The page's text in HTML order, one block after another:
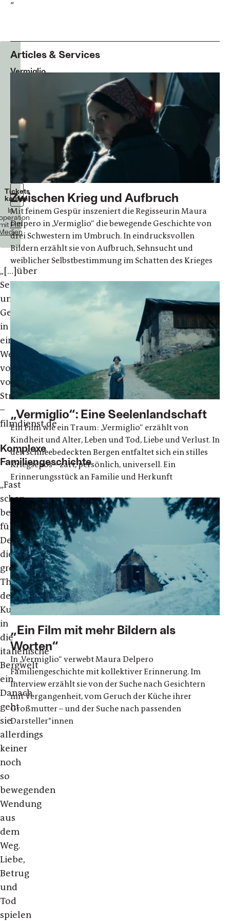
“
Vermiglio
2024
119
Minuten
Ab
Juli
2025
Kino!
Tickets
kaufen
In
Piffl
„[...]über
Sehnsüchte
und
Geheimnisse
in
einer
Welt
voller
vorgeschriebener
Strukturen.“
–
filmdienst.de
Komplexe
Familiengeschichte
„Fast
schon
behutsam
führt
Delpero
die
großen
Themen
der
Kunst
in
die
italienische
Bergwelt
ein.
Danach
geht
sie
allerdings
keiner
noch
so
bewegenden
Wendung
aus
dem
Weg.
Liebe,
Betrug
und
Tod
spielen
Articles & Services
Zwischen Krieg und Aufbruch
Mit feinem Gespür inszeniert die Regisseurin Maura
Delpero in „Vermiglio“ die bewegende Geschichte von
drei Schwestern im Umbruch. In eindrucksvollen
Bildern erzählt sie von Aufbruch, Sehnsucht und
weiblicher Selbstbestimmung im Schatten des Krieges
„Vermiglio“: Eine Seelenlandschaft
Ein Film wie ein Traum: „Vermiglio“ erzählt von
Kindheit und Alter, Leben und Tod, Liebe und Verlust. In
den schneebedeckten Bergen entfaltet sich ein stilles
Kriegsepos – zart, persönlich, universell. Ein
Erinnerungsstück an Familie und Herkunft
„Ein Film mit mehr Bildern als
Worten“
In „Vermiglio“ verwebt Maura Delpero
Familiengeschichte mit kollektiver Erinnerung. Im
Interview erzählt sie von der Suche nach Gesichtern
mit Vergangenheit, vom Geruch der Küche ihrer
Großmutter – und der Suche nach passenden
Darsteller*innen